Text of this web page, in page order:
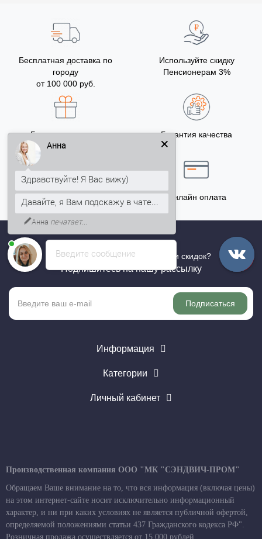
Бесплатная доставка по
городу
от 100 000 руб.
Используйте скидку
Пенсионерам 3%
Бонусы за покупку
5% на Ваш счет
Гарантия качества
Точный расчёт Онлайн оплата
Хотите быть в курсе всех акций и скидок?
Подпишитесь на нашу рассылку
Подписаться
Информация
Категории
Личный кабинет
Производственная компания ООО "МК "СЭНДВИЧ-ПРОМ"
Обращаем Ваше внимание на то, что вся информация (включая цены)
на этом интернет-сайте носит исключительно информационный
характер, и ни при каких условиях не является публичной офертой,
определяемой положениями статьи 437 Гражданского кодекса РФ".
Розничная продажа осуществляется от 15 000 рублей.
Введите сообщение
Анна
Здравствуйте! Я Вас вижу)
Давайте, я Вам подскажу в чате...
Анна печатает...